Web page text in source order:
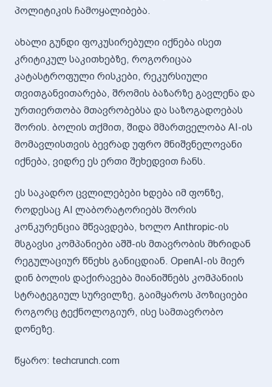
პოლიტიკის ჩამოყალიბება.
ახალი გუნდი ფოკუსირებული იქნება ისეთ
კრიტიკულ საკითხებზე, როგორიცაა
კატასტროფული რისკები, რეკურსიული
თვითგანვითარება, შრომის ბაზარზე გავლენა და
ურთიერთობა მთავრობებსა და საზოგადოებას
შორის. ბოლის თქმით, შიდა მმართველობა AI-ის
მომავლისთვის ბევრად უფრო მნიშვნელოვანი
იქნება, ვიდრე ეს ერთი შეხედვით ჩანს.
ეს საკადრო ცვლილებები ხდება იმ ფონზე,
როდესაც AI ლაბორატორიებს შორის
კონკურენცია მწვავდება, ხოლო Anthropic-ის
მსგავსი კომპანიები აშშ-ის მთავრობის მხრიდან
რეგულაციურ წნეხს განიცდიან. OpenAI-ის მიერ
დინ ბოლის დაქირავება მიანიშნებს კომპანიის
სტრატეგიულ სურვილზე, გაიმყაროს პოზიციები
როგორც ტექნოლოგიურ, ისე სამთავრობო
დონეზე.
წყარო: techcrunch.com